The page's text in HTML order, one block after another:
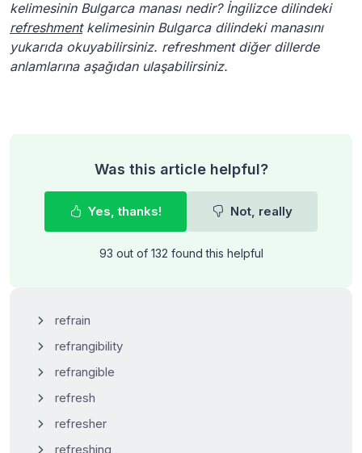
kelimesinin Bulgarca manası nedir? İngilizce dilindeki
refreshmentkelimesinin Bulgarca dilindeki manasını
yukarıda okuyabilirsiniz. refreshment diğer dillerde
anlamlarına aşağıdan ulaşabilirsiniz.
Was this article helpful?
Yes, thanks! Not, really
93 out of 132 found this helpful
refrain
refrangibility
refrangible
refresh
refresher
refreshing